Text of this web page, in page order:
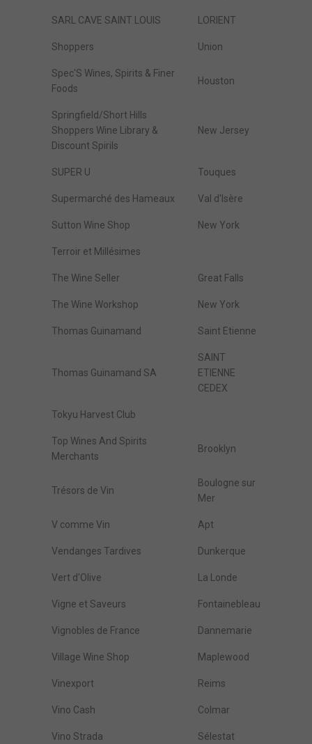
SARL CAVE SAINT LOUIS LORIENT
Shoppers Union
Spec'S Wines, Spirits & Finer
Foods
Houston
Springfield/Short Hills
Shoppers Wine Library &
Discount Spirils
New Jersey
SUPER U Touques
Supermarché des Hameaux Val d'Isère
Sutton Wine Shop New York
Terroir et Millésimes
The Wine Seller Great Falls
The Wine Workshop New York
Thomas Guinamand Saint Etienne
Thomas Guinamand SA
SAINT
ETIENNE
CEDEX
Tokyu Harvest Club
Top Wines And Spirits
Merchants
Brooklyn
Trésors de Vin
Boulogne sur
Mer
V comme Vin Apt
Vendanges Tardives Dunkerque
Vert d'Olive La Londe
Vigne et Saveurs Fontainebleau
Vignobles de France Dannemarie
Village Wine Shop Maplewood
Vinexport Reims
Vino Cash Colmar
Vino Strada Sélestat